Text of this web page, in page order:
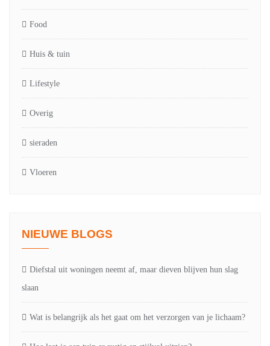
Food
Huis & tuin
Lifestyle
Overig
sieraden
Vloeren
NIEUWE BLOGS
Diefstal uit woningen neemt af, maar dieven blijven hun slag
slaan
Wat is belangrijk als het gaat om het verzorgen van je lichaam?